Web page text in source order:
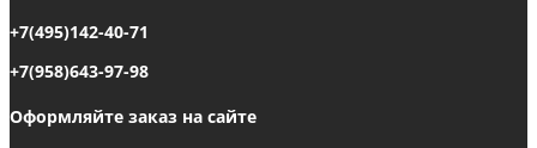
+7(495)142-40-71
+7(958)643-97-98
Оформляйте заказ на сайте